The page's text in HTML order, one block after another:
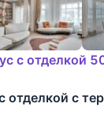
с отделкой
отделкой с